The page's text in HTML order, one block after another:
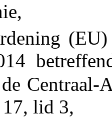
lid 3,